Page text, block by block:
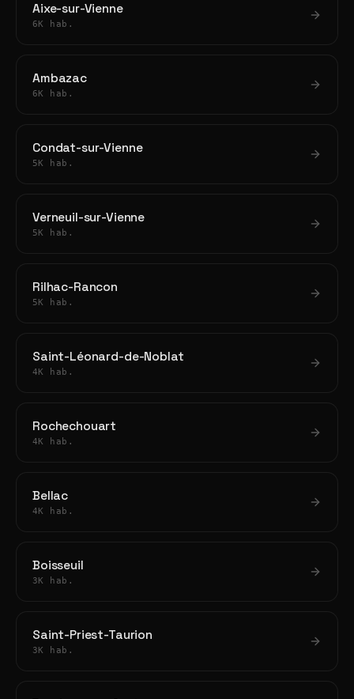
Aixe-sur-Vienne
6K hab.
Ambazac
6K hab.
Condat-sur-Vienne
5K hab.
Verneuil-sur-Vienne
5K hab.
Rilhac-Rancon
5K hab.
Saint-Léonard-de-Noblat
4K hab.
Rochechouart
4K hab.
Bellac
4K hab.
Boisseuil
3K hab.
Saint-Priest-Taurion
3K hab.